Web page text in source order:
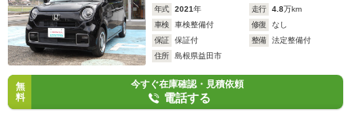
年式
2021年 走行 4.8万km
車検
車検整備付 修復
なし
保証
保証付 整備
法定整備付
住所
島根県益田市
無
料
今すぐ在庫確認・見積依頼
電話する